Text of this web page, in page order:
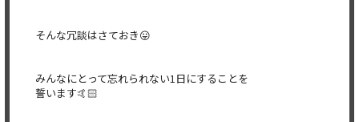
そんな冗談はさておき😛
みんなにとって忘れられない1日にすることを
誓います🤙🏻